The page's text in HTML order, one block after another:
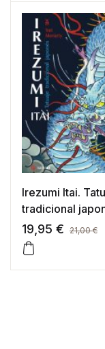
Irezumi Itai.
tradicional
19,95 € 21,00€